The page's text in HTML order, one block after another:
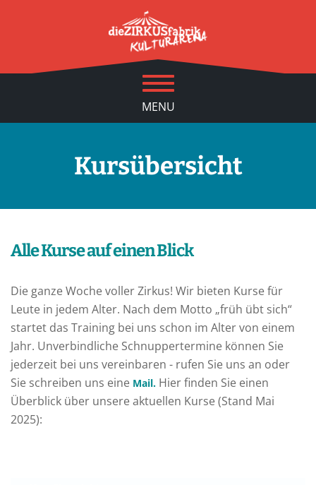
MENU
Kursübersicht
Alle Kurse auf einen Blick
Die ganze Woche voller Zirkus! Wir bieten Kurse für
Leute in jedem Alter. Nach dem Motto „früh übt sich“
startet das Training bei uns schon im Alter von einem
Jahr. Unverbindliche Schnuppertermine können Sie
jederzeit bei uns vereinbaren - rufen Sie uns an oder
Sie schreiben uns eine Mail. Hier finden Sie einen
Überblick über unsere aktuellen Kurse (Stand Mai
2025):